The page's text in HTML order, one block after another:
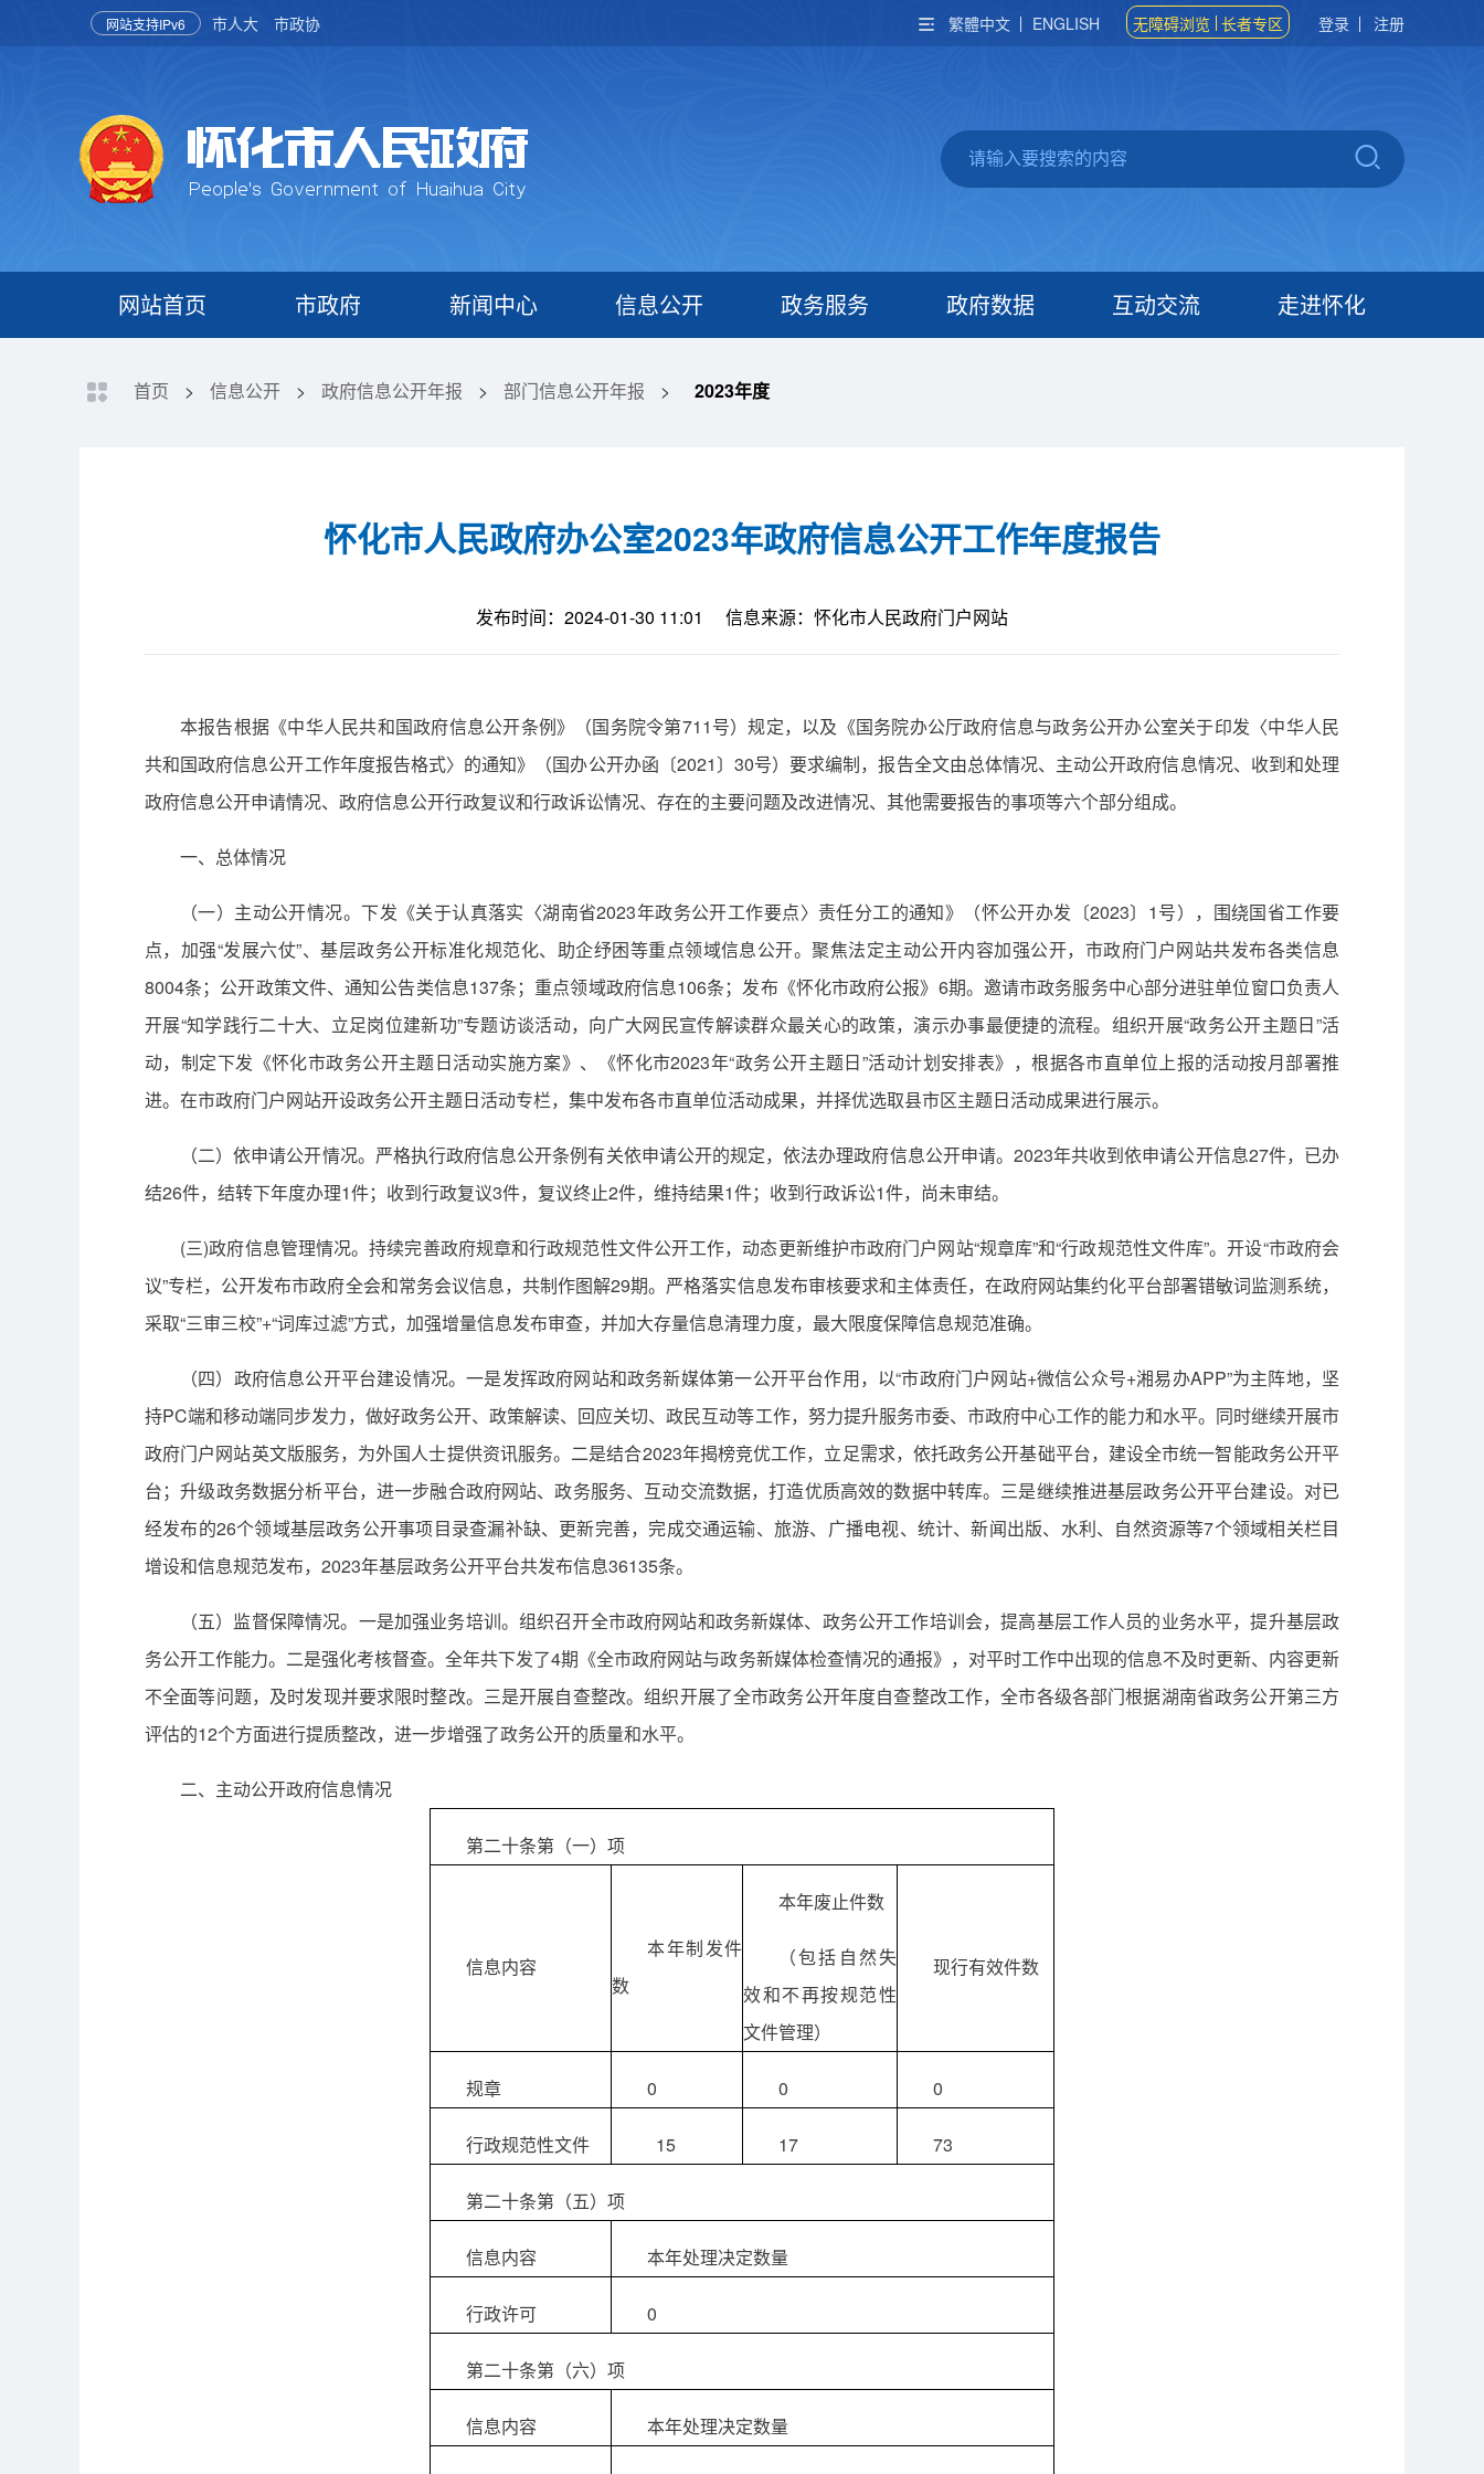
网站支持IPv6 市人大 市政协 繁體中文 ENGLISH 无障碍浏览 长者专区 登录 注册
网站首页 市政府 新闻中心 信息公开 政务服务 政府数据 互动交流 走进怀化
首页 > 信息公开 > 政府信息公开年报 > 部门信息公开年报 > 2023年度
怀化市人民政府办公室2023年政府信息公开工作年度报告
发布时间：2024-01-30 11:01 信息来源：怀化市人民政府门户网站
本报告根据《中华人民共和国政府信息公开条例》（国务院令第711号）规定，以及《国务院办公厅政府信息与政务公开办公室关于印发〈中华人民
共和国政府信息公开工作年度报告格式〉的通知》（国办公开办函〔2021〕30号）要求编制，报告全文由总体情况、主动公开政府信息情况、收到和处理
政府信息公开申请情况、政府信息公开行政复议和行政诉讼情况、存在的主要问题及改进情况、其他需要报告的事项等六个部分组成。
一、总体情况
（一）主动公开情况。下发《关于认真落实〈湖南省2023年政务公开工作要点〉责任分工的通知》（怀公开办发〔2023〕1号），围绕国省工作要
点，加强“发展六仗”、基层政务公开标准化规范化、助企纾困等重点领域信息公开。聚焦法定主动公开内容加强公开，市政府门户网站共发布各类信息
8004条；公开政策文件、通知公告类信息137条；重点领域政府信息106条；发布《怀化市政府公报》6期。邀请市政务服务中心部分进驻单位窗口负责人
开展“知学践行二十大、立足岗位建新功”专题访谈活动，向广大网民宣传解读群众最关心的政策，演示办事最便捷的流程。组织开展“政务公开主题日”活
动，制定下发《怀化市政务公开主题日活动实施方案》、《怀化市2023年“政务公开主题日”活动计划安排表》，根据各市直单位上报的活动按月部署推
进。在市政府门户网站开设政务公开主题日活动专栏，集中发布各市直单位活动成果，并择优选取县市区主题日活动成果进行展示。
（二）依申请公开情况。严格执行政府信息公开条例有关依申请公开的规定，依法办理政府信息公开申请。2023年共收到依申请公开信息27件，已办
结26件，结转下年度办理1件；收到行政复议3件，复议终止2件，维持结果1件；收到行政诉讼1件，尚未审结。
(三)政府信息管理情况。持续完善政府规章和行政规范性文件公开工作，动态更新维护市政府门户网站“规章库”和“行政规范性文件库”。开设“市政府会
议”专栏，公开发布市政府全会和常务会议信息，共制作图解29期。严格落实信息发布审核要求和主体责任，在政府网站集约化平台部署错敏词监测系统，
采取“三审三校”+“词库过滤”方式，加强增量信息发布审查，并加大存量信息清理力度，最大限度保障信息规范准确。
（四）政府信息公开平台建设情况。一是发挥政府网站和政务新媒体第一公开平台作用，以“市政府门户网站+微信公众号+湘易办APP”为主阵地，坚
持PC端和移动端同步发力，做好政务公开、政策解读、回应关切、政民互动等工作，努力提升服务市委、市政府中心工作的能力和水平。同时继续开展市
政府门户网站英文版服务，为外国人士提供资讯服务。二是结合2023年揭榜竞优工作，立足需求，依托政务公开基础平台，建设全市统一智能政务公开平
台；升级政务数据分析平台，进一步融合政府网站、政务服务、互动交流数据，打造优质高效的数据中转库。三是继续推进基层政务公开平台建设。对已
经发布的26个领域基层政务公开事项目录查漏补缺、更新完善，完成交通运输、旅游、广播电视、统计、新闻出版、水利、自然资源等7个领域相关栏目
增设和信息规范发布，2023年基层政务公开平台共发布信息36135条。
（五）监督保障情况。一是加强业务培训。组织召开全市政府网站和政务新媒体、政务公开工作培训会，提高基层工作人员的业务水平，提升基层政
务公开工作能力。二是强化考核督查。全年共下发了4期《全市政府网站与政务新媒体检查情况的通报》，对平时工作中出现的信息不及时更新、内容更新
不全面等问题，及时发现并要求限时整改。三是开展自查整改。组织开展了全市政务公开年度自查整改工作，全市各级各部门根据湖南省政务公开第三方
评估的12个方面进行提质整改，进一步增强了政务公开的质量和水平。
二、主动公开政府信息情况
第二十条第（一）项
信息内容
本年制发件
数
本年废止件数
（包括自然失
效和不再按规范性
文件管理）
现行有效件数
规章 0 0 0
行政规范性文件 15 17 73
第二十条第（五）项
信息内容 本年处理决定数量
行政许可 0
第二十条第（六）项
信息内容 本年处理决定数量